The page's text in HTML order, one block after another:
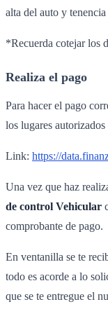
alta del auto y tenencia
*Recuerda cotejar los
Realiza el pago
Para hacer el pago
los lugares
Link: https://
Una vez que haz
de control Vehicular
comprobante de pago.
En ventanilla se te
todo es acorde a lo
que se te entregue el